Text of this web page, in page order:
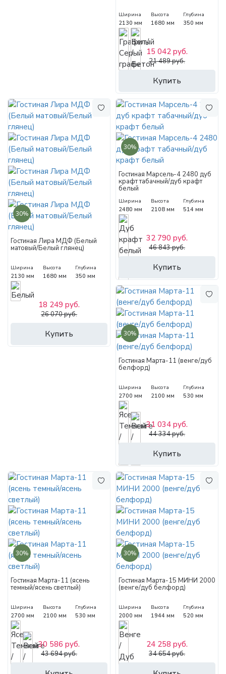
Ширина
2130 мм
Высота
1680 мм
Глубина
350 мм
Купить
15 042 руб.
21 489 руб.
30%
Гостиная Лира МДФ (Белый
матовый/Белый глянец)
Ширина
2130 мм
Высота
1680 мм
Глубина
350 мм
Купить
18 249 руб.
26 070 руб.
30%
Гостиная Марсель-4 2480 дуб
крафт табачный/дуб крафт
белый
Ширина
2480 мм
Высота
2108 мм
Глубина
514 мм
Купить
32 790 руб.
46 843 руб.
30%
Гостиная Марта-11 (венге/дуб
белфорд)
Ширина
2700 мм
Высота
2100 мм
Глубина
530 мм
Купить
31 034 руб.
44 334 руб.
30%
Гостиная Марта-11 (ясень
темный/ясень светлый)
Ширина
2700 мм
Высота
2100 мм
Глубина
530 мм
30 586 руб.
43 694 руб.
30%
Гостиная Марта-15 МИНИ 2000
(венге/дуб белфорд)
Ширина
2000 мм
Высота
1944 мм
Глубина
520 мм
24 258 руб.
34 654 руб.